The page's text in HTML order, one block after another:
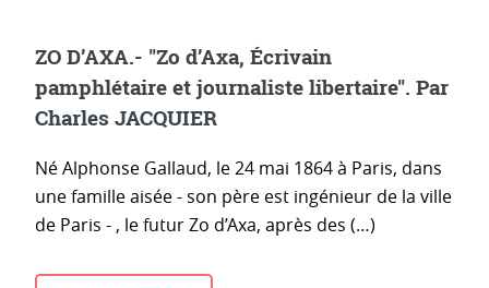
ZO D’AXA.- "Zo d’Axa, Écrivain
pamphlétaire et journaliste libertaire". Par
Charles JACQUIER
Né Alphonse Gallaud, le 24 mai 1864 à Paris, dans
une famille aisée - son père est ingénieur de la ville
de Paris - , le futur Zo d’Axa, après des (…)